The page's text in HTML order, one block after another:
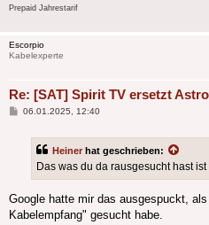
Prepaid Jahrestarif
Escorpio
Kabelexperte
Re: [SAT] Spirit TV ersetzt
Beitrag
06.01.2025, 12:40
Heiner hat geschrieben:
Das was du da rausgesucht hast
Google hatte mir das ausgespuckt,
Kabelempfang" gesucht habe.